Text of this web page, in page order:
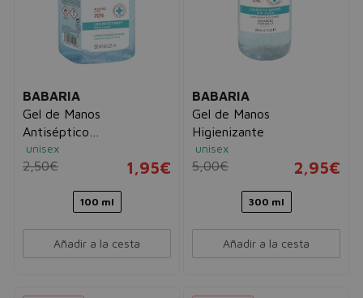
BABARIA
Gel de Manos
Antiséptico
Desinfectante
unisex
2,50€ 1,95€
100 ml
Añadir a la cesta
BABARIA
Gel de Manos
Higienizante
unisex
5,00€ 2,95€
300 ml
Añadir a la cesta